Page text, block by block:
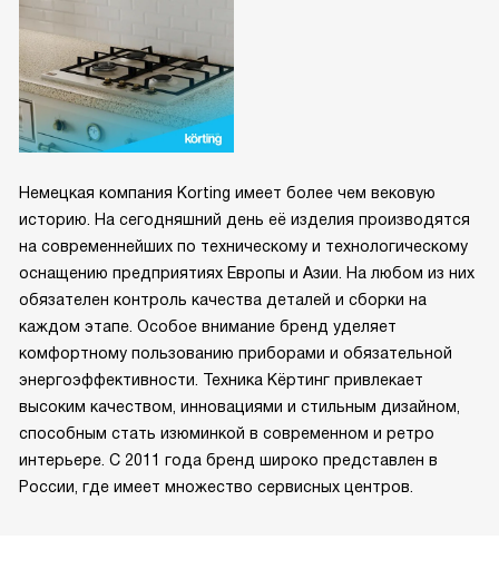
Немецкая компания Korting имеет более чем вековую
историю. На сегодняшний день её изделия производятся
на современнейших по техническому и технологическому
оснащению предприятиях Европы и Азии. На любом из них
обязателен контроль качества деталей и сборки на
каждом этапе. Особое внимание бренд уделяет
комфортному пользованию приборами и обязательной
энергоэффективности. Техника Кёртинг привлекает
высоким качеством, инновациями и стильным дизайном,
способным стать изюминкой в современном и ретро
интерьере. С 2011 года бренд широко представлен в
России, где имеет множество сервисных центров.